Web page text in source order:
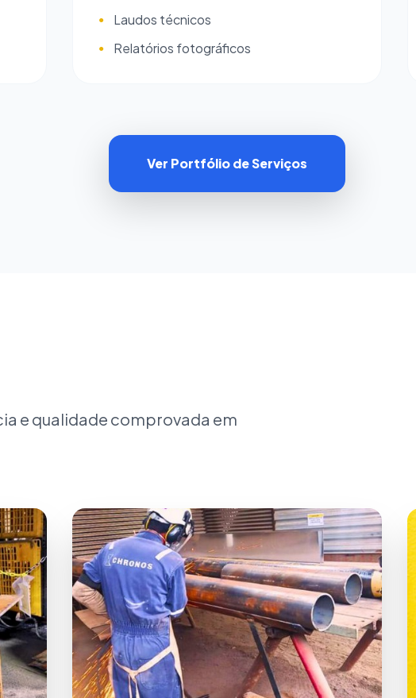
● Laudos técnicos
● Relatórios fotográficos
Ver Portfólio de Serviços
e qualidade comprovada em